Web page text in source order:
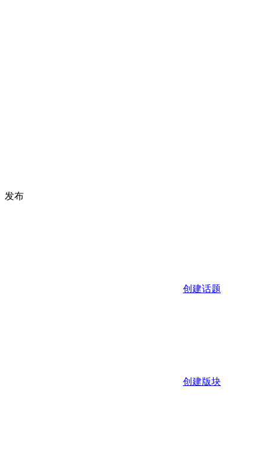
发布
创建话题
创建版块